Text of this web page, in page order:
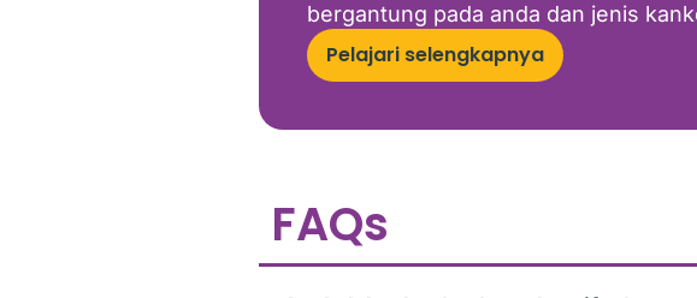
bergantung pada anda dan jenis
Pelajari selengkapnya
FAQs